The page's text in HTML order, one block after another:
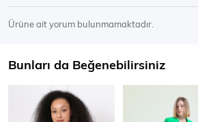
Ürüne ait yorum bulunmamaktadır.
Bunları da Beğenebilirsiniz